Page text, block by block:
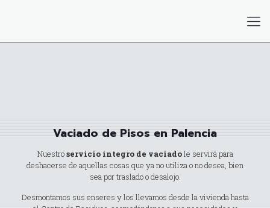
Vaciado de Pisos en Palencia
Nuestroservicio íntegro de vaciadole servirá para
deshacerse de aquellas cosas que ya no utiliza o no desea, bien
sea por traslado o desalojo.
Desmontamos sus enseres y los llevamos desde la vivienda hasta